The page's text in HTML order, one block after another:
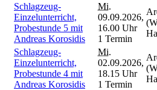
Schlagzeug-
Einzelunterricht,
Probestunde 5 mit
Andreas Korosidis
Mi.
09.09.2026,
16.00 Uhr
1 Termin
Schlagzeug-
Einzelunterricht,
Probestunde 4 mit
Andreas Korosidis
Mi.
02.09.2026,
18.15 Uhr
1 Termin